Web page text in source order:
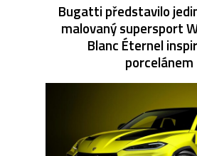
Bugatti představilo
malovaný supersport
Blanc Éternel
porcelánem